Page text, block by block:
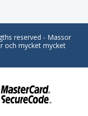
reserved - Massor
och mycket mycket